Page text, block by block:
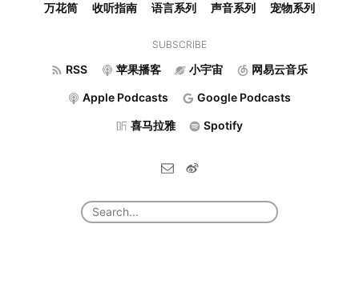
万花筒 收听指南 语言系列 声音系列 宠物系列
SUBSCRIBE
RSS 苹果播客 小宇宙 网易云音乐
Apple Podcasts Google Podcasts
喜马拉雅 Spotify